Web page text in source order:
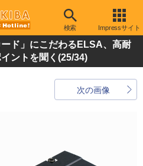
検索 Impressサイト
ード」にこだわるELSA、高耐
ントを聞く (25/34)
次の画像